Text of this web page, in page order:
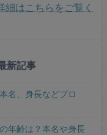
細はこちらをご覧く
新記事
名、身長などプロ
年齢は？本名や身長